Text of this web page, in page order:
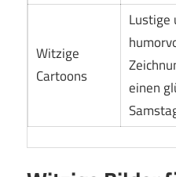
Witzige
Cartoons
Lustige
einen